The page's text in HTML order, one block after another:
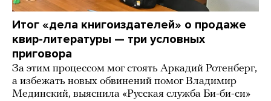
Итог «дела книгоиздателей» о продаже
квир-литературы — три условных
приговора
За этим процессом мог стоять Аркадий Ротенберг,
а избежать новых обвинений помог Владимир
Мединский, выяснила «Русская служба Би-би-си»